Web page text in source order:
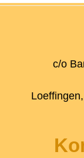
c/o